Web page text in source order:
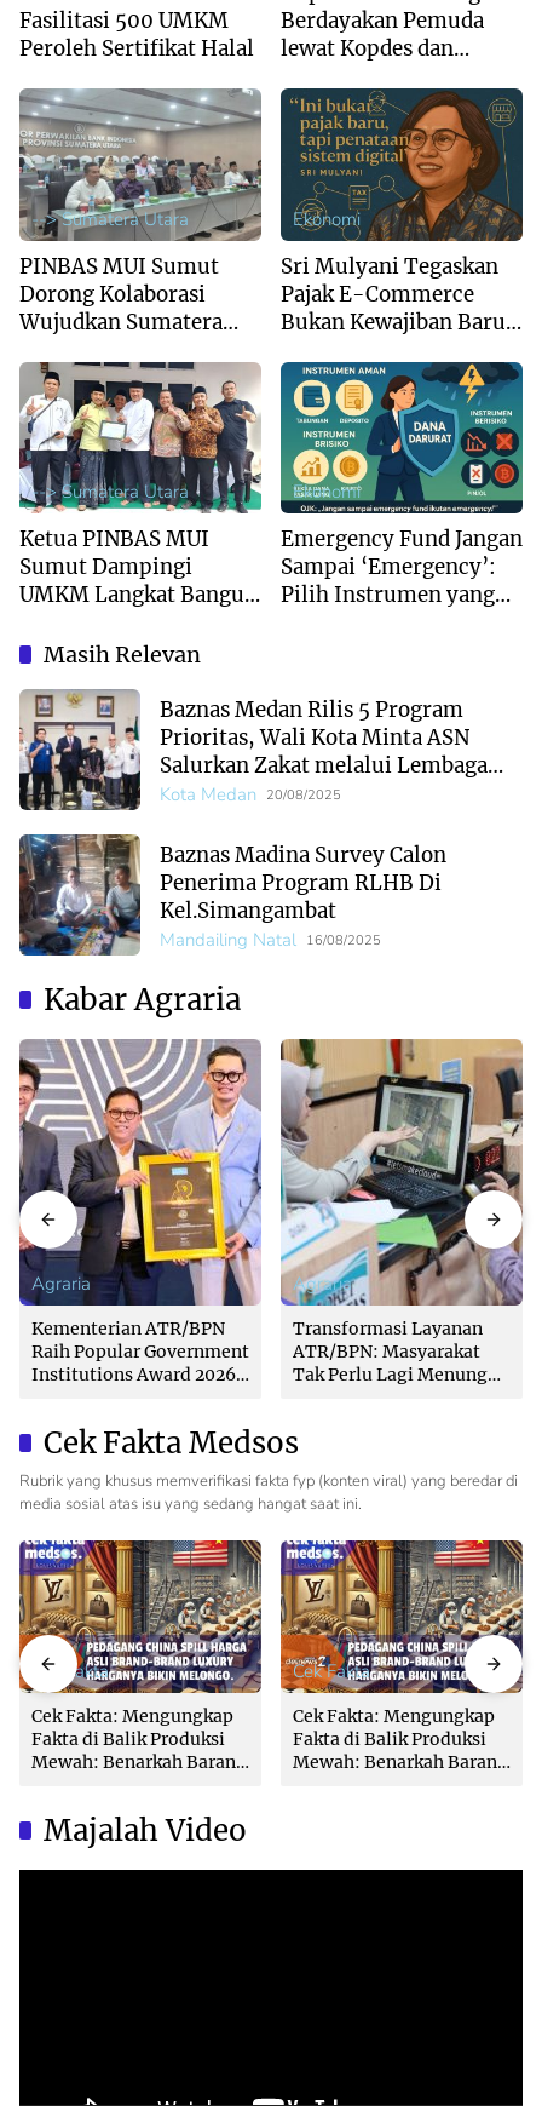
Fasilitasi 500 UMKM
Peroleh Sertifikat Halal
Berdayakan Pemuda
lewat Kopdes dan
--> Sumatera Utara
PINBAS MUI Sumut
Dorong Kolaborasi
Wujudkan Sumatera
Ekonomi Syariah
Regional
Ekonomi
Sri Mulyani Tegaskan
Pajak E-Commerce
Bukan Kewajiban Baru,
Digital
--> Sumatera Utara
Ketua PINBAS MUI
Sumut Dampingi
UMKM Langkat Bangun
Berbasis Syariah
Ekonomi
Emergency Fund Jangan
Sampai ‘Emergency’:
Pilih Instrumen yang
Masih Relevan
Baznas Medan Rilis 5 Program
Prioritas, Wali Kota Minta ASN
Salurkan Zakat melalui Lembaga
Resmi
Kota Medan 20/08/2025
Baznas Madina Survey Calon
Penerima Program RLHB Di
Kel.Simangambat
Mandailing Natal 16/08/2025
Kabar Agraria
Agraria
Kementerian ATR/BPN
Raih Popular Government
Institutions Award 2026
Agraria
Transformasi Layanan
ATR/BPN: Masyarakat
Tak Perlu Lagi Menunggu
Cek Fakta Medsos
Rubrik yang khusus memverifikasi fakta fyp (konten viral) yang beredar di
media sosial atas isu yang sedang hangat saat ini.
Cek Fakta
Cek Fakta: Mengungkap
Fakta di Balik Produksi
Mewah: Benarkah Barang
Cek Fakta
Cek Fakta: Mengungkap
Fakta di Balik Produksi
Mewah: Benarkah Barang
Majalah Video